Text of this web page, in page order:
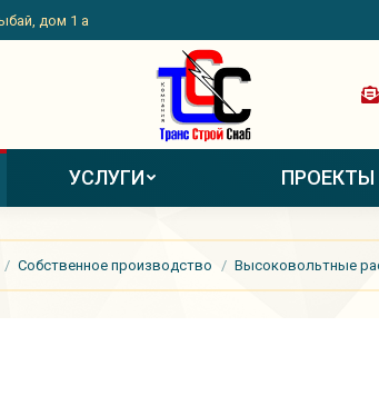
дом 1 а
УСЛУГИ ПРОЕКТЫ
Собственное производство Высоковольтные
дом 1 а